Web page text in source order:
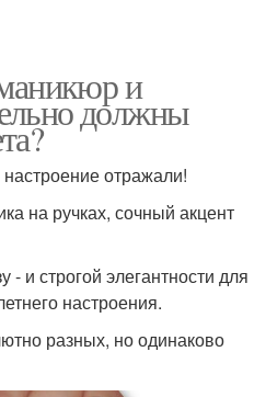
и
должны
отражали!
на ручках, сочный акцент
- и строгой элегантности для
настроения.
разных, но одинаково